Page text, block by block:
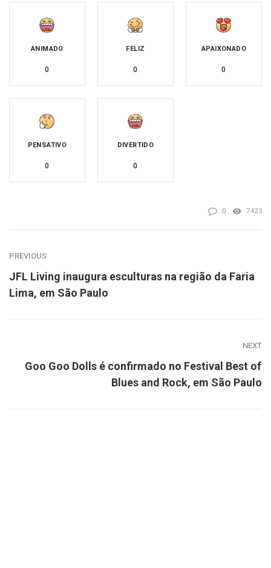
ANIMADO
0
FELIZ
0
APAIXONADO
0
PENSATIVO
0
DIVERTIDO
0
0 7423
PREVIOUS
JFL Living inaugura esculturas na região da Faria
Lima, em São Paulo
NEXT
Goo Goo Dolls é confirmado no Festival Best of
Blues and Rock, em São Paulo